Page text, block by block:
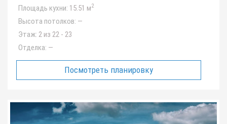
Площадь кухни: 15.51 м2
Высота потолков: —
Этаж: 2 из 22 - 23
Отделка: —
Посмотреть планировку